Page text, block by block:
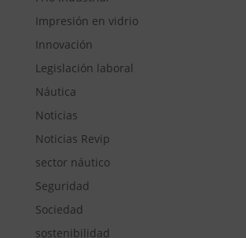
Impresión en vidrio
Innovación
Legislación laboral
Náutica
Noticias
Noticias Revip
sector náutico
Seguridad
Sociedad
sostenibilidad